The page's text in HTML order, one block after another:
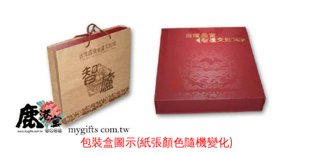
包裝盒圖示(紙張顏色隨機變化)